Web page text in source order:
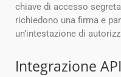
chiave di accesso
richiedono una firma e
un’intestazione di
Integrazione API